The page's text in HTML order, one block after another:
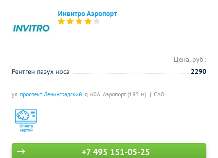
Инвитро Аэропорт
ул. проспект Ленинградский, д. 60А, Аэропорт (195 м) САО
Цена, руб.:
Рентген пазух носа
2290
+7 495 151-05-25